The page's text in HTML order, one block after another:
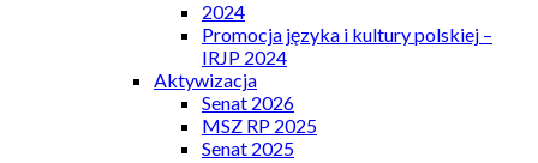
2024
Promocja języka i kultury polskiej –
IRJP 2024
Aktywizacja
Senat 2026
MSZ RP 2025
Senat 2025